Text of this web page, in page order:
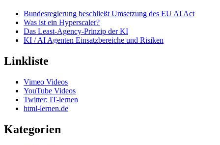
Bundesregierung beschließt Umsetzung des EU AI Act
Was ist ein Hyperscaler?
Das Least-Agency-Prinzip der KI
KI / AI Agenten Einsatzbereiche und Risiken
Linkliste
Vimeo Videos
YouTube Videos
Twitter: IT-lernen
html-lernen.de
Kategorien